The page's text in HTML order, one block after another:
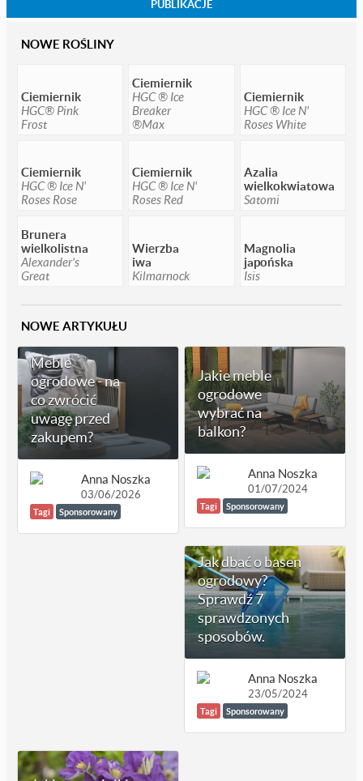
PUBLIKACJE
NOWE ROŚLINY
Ciemiernik
HGC® Pink
Frost
Ciemiernik
HGC ® Ice
Breaker
®Max
Ciemiernik
HGC ® Ice N'
Roses White
Ciemiernik
HGC ® Ice N'
Roses Rose
Ciemiernik
HGC ® Ice N'
Roses Red
Azalia
wielkokwiatowa
Satomi
Brunera
wielkolistna
Alexander's
Great
Wierzba
iwa
Kilmarnock
Magnolia
japońska
Isis
NOWE ARTYKUŁU
Meble
ogrodowe - na
co zwrócić
uwagę przed
zakupem?
Anna Noszka
03/06/2026
Tagi Sponsorowany
Jakie meble
ogrodowe
wybrać na
balkon?
Anna Noszka
01/07/2024
Tagi Sponsorowany
Jak dbać o basen
ogrodowy?
Sprawdź 7
sprawdzonych
sposobów.
Anna Noszka
23/05/2024
Tagi Sponsorowany